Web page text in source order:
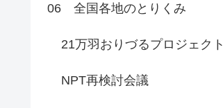
06 全国各地のとりくみ
21万羽おりづるプロジェクト
NPT再検討会議